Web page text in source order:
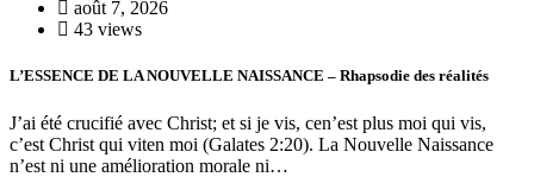
août 7, 2026
43 views
L’ESSENCE DE LA NOUVELLE NAISSANCE – Rhapsodie des réalités
J’ai été crucifié avec Christ; et si je vis, cen’est plus moi qui vis,
c’est Christ qui viten moi (Galates 2:20). La Nouvelle Naissance
n’est ni une amélioration morale ni…